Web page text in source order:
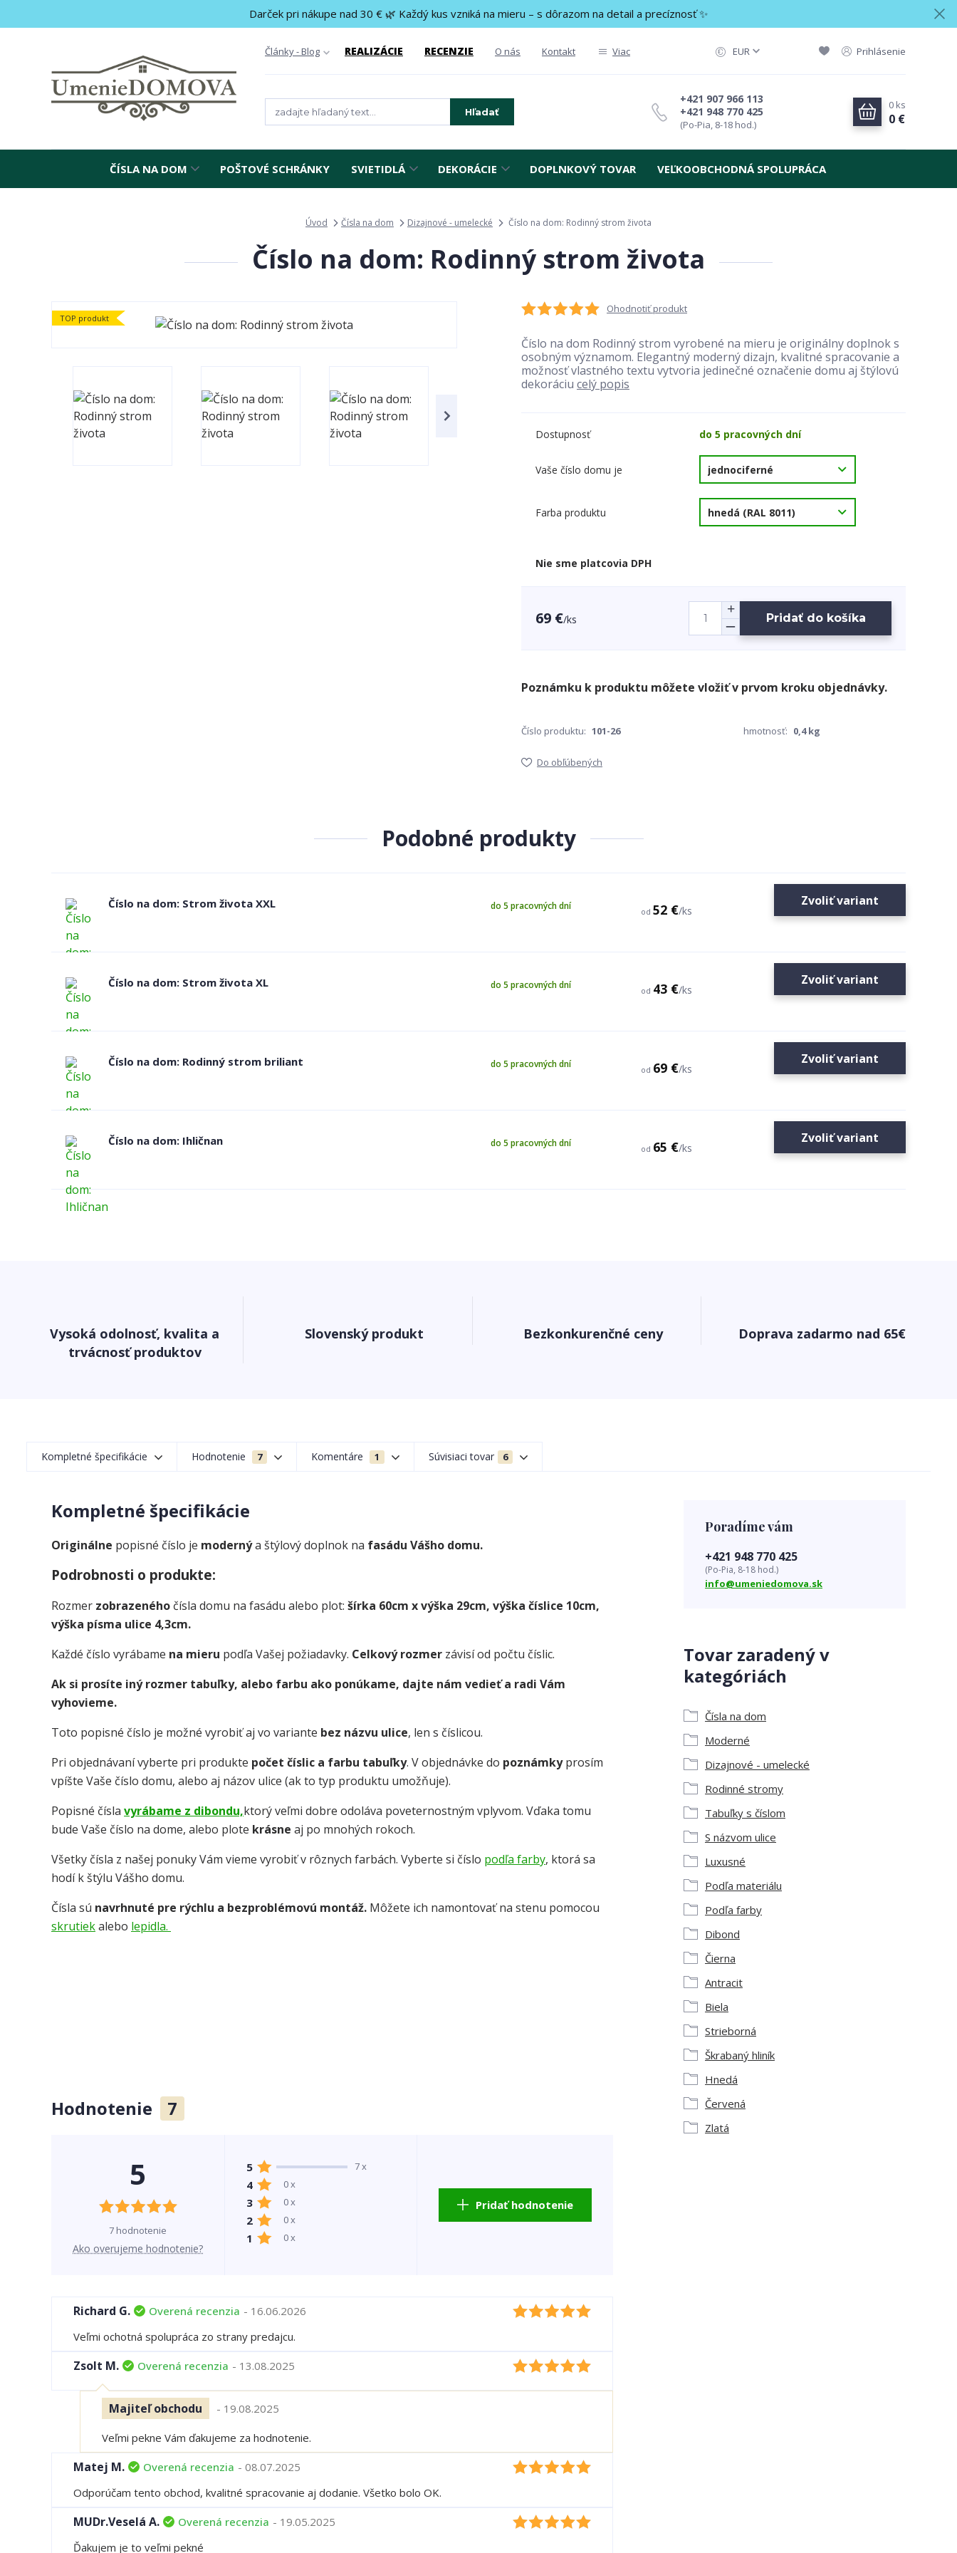
Darček pri nákupe nad 30 € 🌿 Každý kus vzniká na mieru – s dôrazom na detail a precíznosť ✨
Články - Blog REALIZÁCIE RECENZIE O nás Kontakt Viac EUR Prihlásenie
Hľadať +421 948 770 425
+421 907 966 113
(Po-Pia, 8-18 hod.)
0 ks
0 €
ČÍSLA NA DOM POŠTOVÉ SCHRÁNKY SVIETIDLÁ DEKORÁCIE DOPLNKOVÝ TOVAR VEĽKOOBCHODNÁ SPOLUPRÁCA
Úvod Čísla na dom Dizajnové - umelecké Číslo na dom: Rodinný strom života
Číslo na dom: Rodinný strom života
TOP produkt
Ohodnotiť produkt
Číslo na dom Rodinný strom vyrobené na mieru je originálny doplnok s
osobným významom. Elegantný moderný dizajn, kvalitné spracovanie a
možnosť vlastného textu vytvoria jedinečné označenie domu aj štýlovú
dekoráciu celý popis
Dostupnosť do 5 pracovných dní
Vaše číslo domu je
Farba produktu
Nie sme platcovia DPH
69 €/ks Pridať do košíka
Číslo produktu: 101-26 hmotnosť: 0,4 kg
Do obľúbených
Podobné produkty
Číslo na dom: Strom života XXL
od 52 €/ks
do 5 pracovných dní Zvoliť variant
Číslo na dom: Strom života XL
od 43 €/ks
do 5 pracovných dní Zvoliť variant
Číslo na dom: Rodinný strom briliant
od 69 €/ks
do 5 pracovných dní Zvoliť variant
Číslo na dom: Ihličnan
od 65 €/ks
do 5 pracovných dní Zvoliť variant
Vysoká odolnosť, kvalita a
trvácnosť produktov
Slovenský produkt Bezkonkurenčné ceny Doprava zadarmo nad 65€
Kompletné špecifikácie Hodnotenie 7 Komentáre 1 Súvisiaci tovar 6
Kompletné špecifikácie
Originálne popisné číslo je modernýa štýlový doplnok na fasádu Vášho domu.
Podrobnosti o produkte:
Rozmer zobrazeného čísla domu na fasádu alebo plot: šírka 60cm x výška 29cm, výška číslice 10cm,
výška písma ulice 4,3cm.
Každé číslo vyrábame na mieru podľa Vašej požiadavky. Celkový rozmer závisí od počtu číslic.
Ak si prosíte iný rozmer tabuľky, alebo farbu ako ponúkame, dajte nám vedieť a radi Vám
vyhovieme.
Toto popisné číslo je možné vyrobiť aj vo variante bez názvu ulice, len s číslicou.
Pri objednávaní vyberte pri produkte počet číslic a farbu tabuľky. V objednávke do poznámkyprosím
vpíšte Vaše číslo domu, alebo aj názov ulice (ak to typ produktu umožňuje).
Popisné čísla vyrábame z dibondu,ktorý veľmi dobre odoláva poveternostným vplyvom. Vďaka tomu
bude Vaše číslo na dome, alebo plote krásne aj po mnohých rokoch.
Všetky čísla z našej ponuky Vám vieme vyrobiť v rôznych farbách. Vyberte si číslo podľa farby, ktorá sa
hodí k štýlu Vášho domu.
Čísla sú navrhnuté pre rýchlu a bezproblémovú montáž. Môžete ich namontovať na stenu pomocou
skrutiekalebo lepidla.
Hodnotenie 7
Pridať hodnotenie
5
7 hodnotenie
Ako overujeme hodnotenie?
5 7 x
4 0 x
3 0 x
2 0 x
1 0 x
Richard G. Overená recenzia - 16.06.2026
Veľmi ochotná spolupráca zo strany predajcu.
Zsolt M. Overená recenzia - 13.08.2025
Majiteľ obchodu - 19.08.2025
Veľmi pekne Vám ďakujeme za hodnotenie.
Matej M. Overená recenzia - 08.07.2025
Odporúčam tento obchod, kvalitné spracovanie aj dodanie. Všetko bolo OK.
MUDr.Veselá A. Overená recenzia - 19.05.2025
Ďakujem je to veľmi pekné
Tovar zaradený v
kategóriách
Čísla na dom
Moderné
Dizajnové - umelecké
Rodinné stromy
Tabuľky s číslom
S názvom ulice
Luxusné
Podľa materiálu
Podľa farby
Dibond
Čierna
Antracit
Biela
Strieborná
Škrabaný hliník
Hnedá
Červená
Zlatá
Poradíme vám
+421 948 770 425
(Po-Pia, 8-18 hod.)
info@umeniedomova.sk